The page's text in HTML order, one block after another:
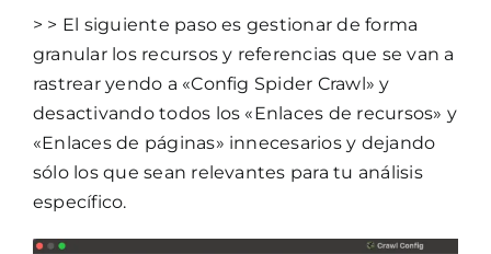
> > El siguiente paso es gestionar de forma
granular los recursos y referencias que se van a
rastrear yendo a «Config Spider Crawl» y
desactivando todos los «Enlaces de recursos» y
«Enlaces de páginas» innecesarios y dejando
sólo los que sean relevantes para tu análisis
específico.